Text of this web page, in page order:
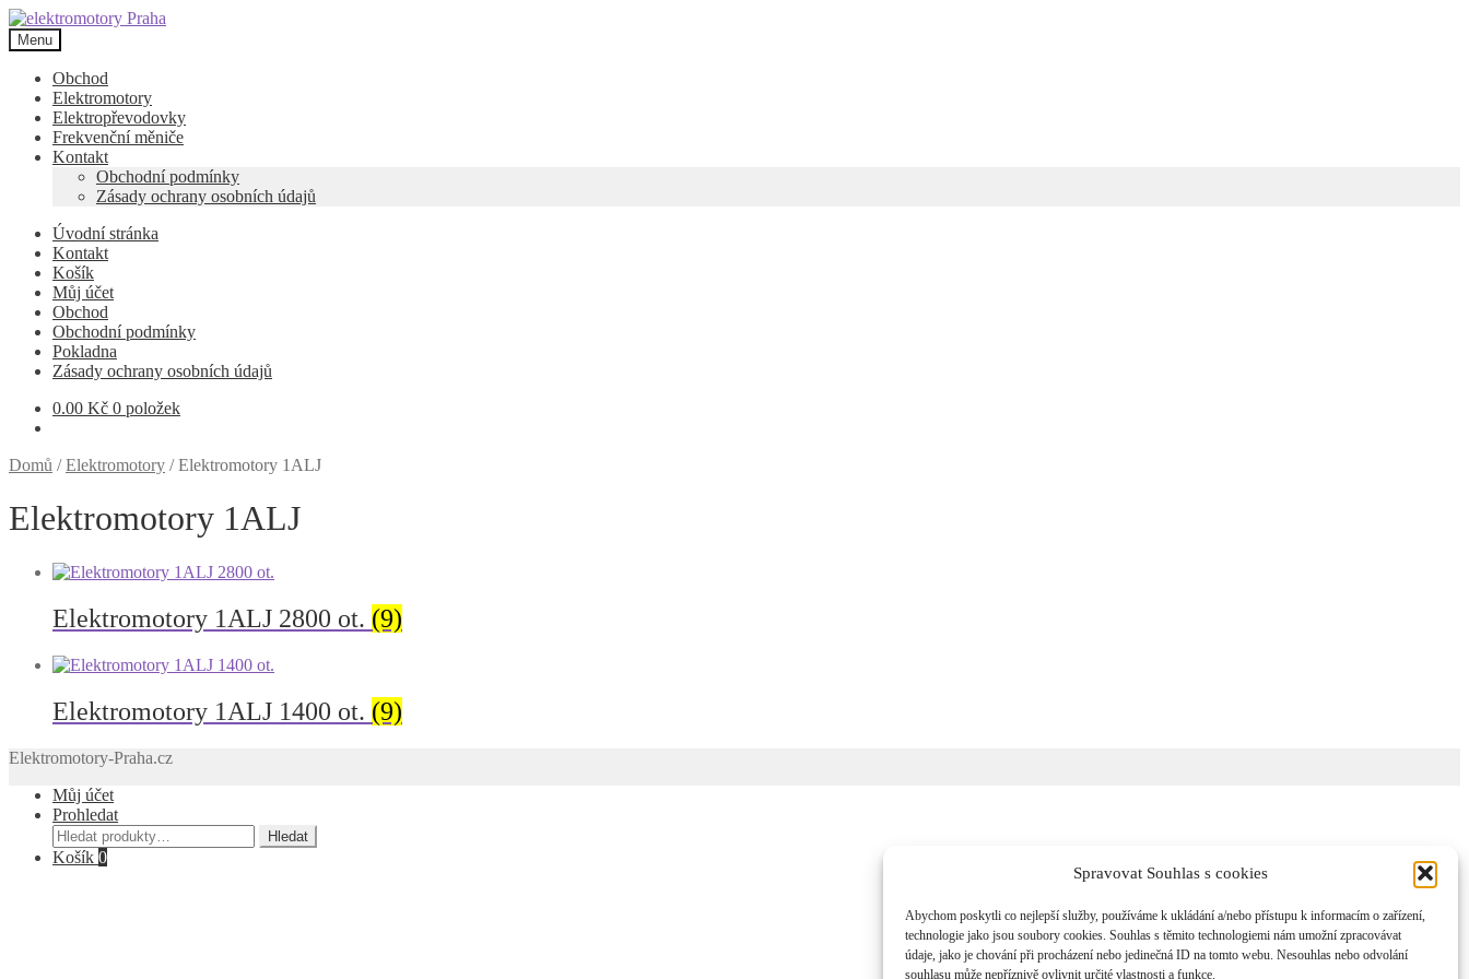
Spravovat Souhlas s cookies
Abychom poskytli co nejlepší služby, používáme k ukládání a/nebo přístupu k informacím o zařízení,
technologie jako jsou soubory cookies. Souhlas s těmito technologiemi nám umožní zpracovávat
údaje, jako je chování při procházení nebo jedinečná ID na tomto webu. Nesouhlas nebo odvolání
souhlasu může nepříznivě ovlivnit určité vlastnosti a funkce.
Přeskočit
na
navigaci
Přejít
k
obsahu
webu
Menu
Obchod
Elektromotory
Elektropřevodovky
Frekvenční měniče
Kontakt
Obchodní podmínky
Zásady ochrany osobních údajů
Úvodní stránka
Kontakt
Košík
Můj účet
Obchod
Obchodní podmínky
Pokladna
Zásady ochrany osobních údajů
0.00 Kč 0 položek
Domů /Elektromotory /Elektromotory 1ALJ
Elektromotory 1ALJ
Elektromotory 1ALJ 2800 ot. (9)
Elektromotory 1ALJ 1400 ot. (9)
Elektromotory-Praha.cz
Můj účet
Prohledat
Hledat:
Hledat
Košík 0